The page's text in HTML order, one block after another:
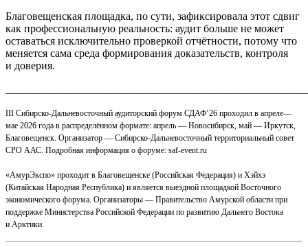
Благовещенская площадка, по сути, зафиксировала этот сдвиг
как профессиональную реальность: аудит больше не может
оставаться исключительно проверкой отчётности, потому что
меняется сама среда формирования доказательств, контроля
и доверия.
III Сибирско-Дальневосточный аудиторский форум СДАФ’26 проходил в апреле—
мае 2026 года в распределённом формате: апрель — Новосибирск, май — Иркутск,
Благовещенск. Организатор — Сибирско-Дальневосточный территориальный совет
СРО ААС. Подробная информация о форуме: saf-event.ru
«АмурЭкспо» проходит в Благовещенске (Российская Федерация) и Хэйхэ
(Китайская Народная Республика) и является выездной площадкой Восточного
экономического форума. Организаторы — Правительство Амурской области при
поддержке Министерства Российской Федерации по развитию Дальнего Востока
и Арктики.